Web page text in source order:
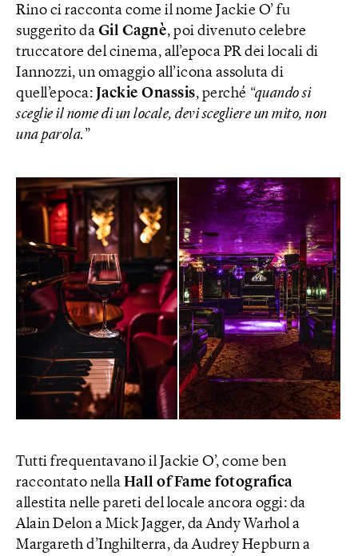
Rino ci racconta come il nome Jackie O’ fu
suggerito da Gil Cagnè, poi divenuto celebre
truccatore del cinema, all’epoca PR dei locali di
Iannozzi, un omaggio all’icona assoluta di
quell’epoca: Jackie Onassis, perché “quando si
sceglie il nome di un locale, devi scegliere un mito, non
una parola.”
Tutti frequentavano il Jackie O’, come ben
raccontato nella Hall of Fame fotografica
allestita nelle pareti del locale ancora oggi: da
Alain Delon a Mick Jagger, da Andy Warhol a
Margareth d’Inghilterra, da Audrey Hepburn a